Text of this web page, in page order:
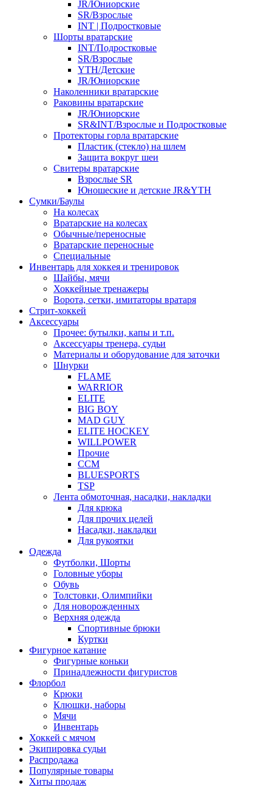
JR/Юниорские
SR/Взрослые
INT | Подростковые
Шорты вратарские
INT/Подростковые
SR/Взрослые
YTH/Детские
JR/Юниорские
Наколенники вратарские
Раковины вратарские
JR/Юниорские
SR&INT/Взрослые и Подростковые
Протекторы горла вратарские
Пластик (стекло) на шлем
Защита вокруг шеи
Свитеры вратарские
Взрослые SR
Юношеские и детские JR&YTH
Сумки/Баулы
На колесах
Вратарские на колесах
Обычные/переносные
Вратарские переносные
Специальные
Инвентарь для хоккея и тренировок
Шайбы, мячи
Хоккейные тренажеры
Ворота, сетки, имитаторы вратаря
Стрит-хоккей
Аксессуары
Прочее: бутылки, капы и т.п.
Аксессуары тренера, судьи
Материалы и оборудование для заточки
Шнурки
FLAME
WARRIOR
ELITE
BIG BOY
MAD GUY
ELITE HOCKEY
WILLPOWER
Прочие
CCM
BLUESPORTS
TSP
Лента обмоточная, насадки, накладки
Для крюка
Для прочих целей
Насадки, накладки
Для рукоятки
Одежда
Футболки, Шорты
Головные уборы
Обувь
Толстовки, Олимпийки
Для новорожденных
Верхняя одежда
Спортивные брюки
Куртки
Фигурное катание
Фигурные коньки
Принадлежности фигуристов
Флорбол
Крюки
Клюшки, наборы
Мячи
Инвентарь
Хоккей с мячом
Экипировка судьи
Распродажа
Популярные товары
Хиты продаж